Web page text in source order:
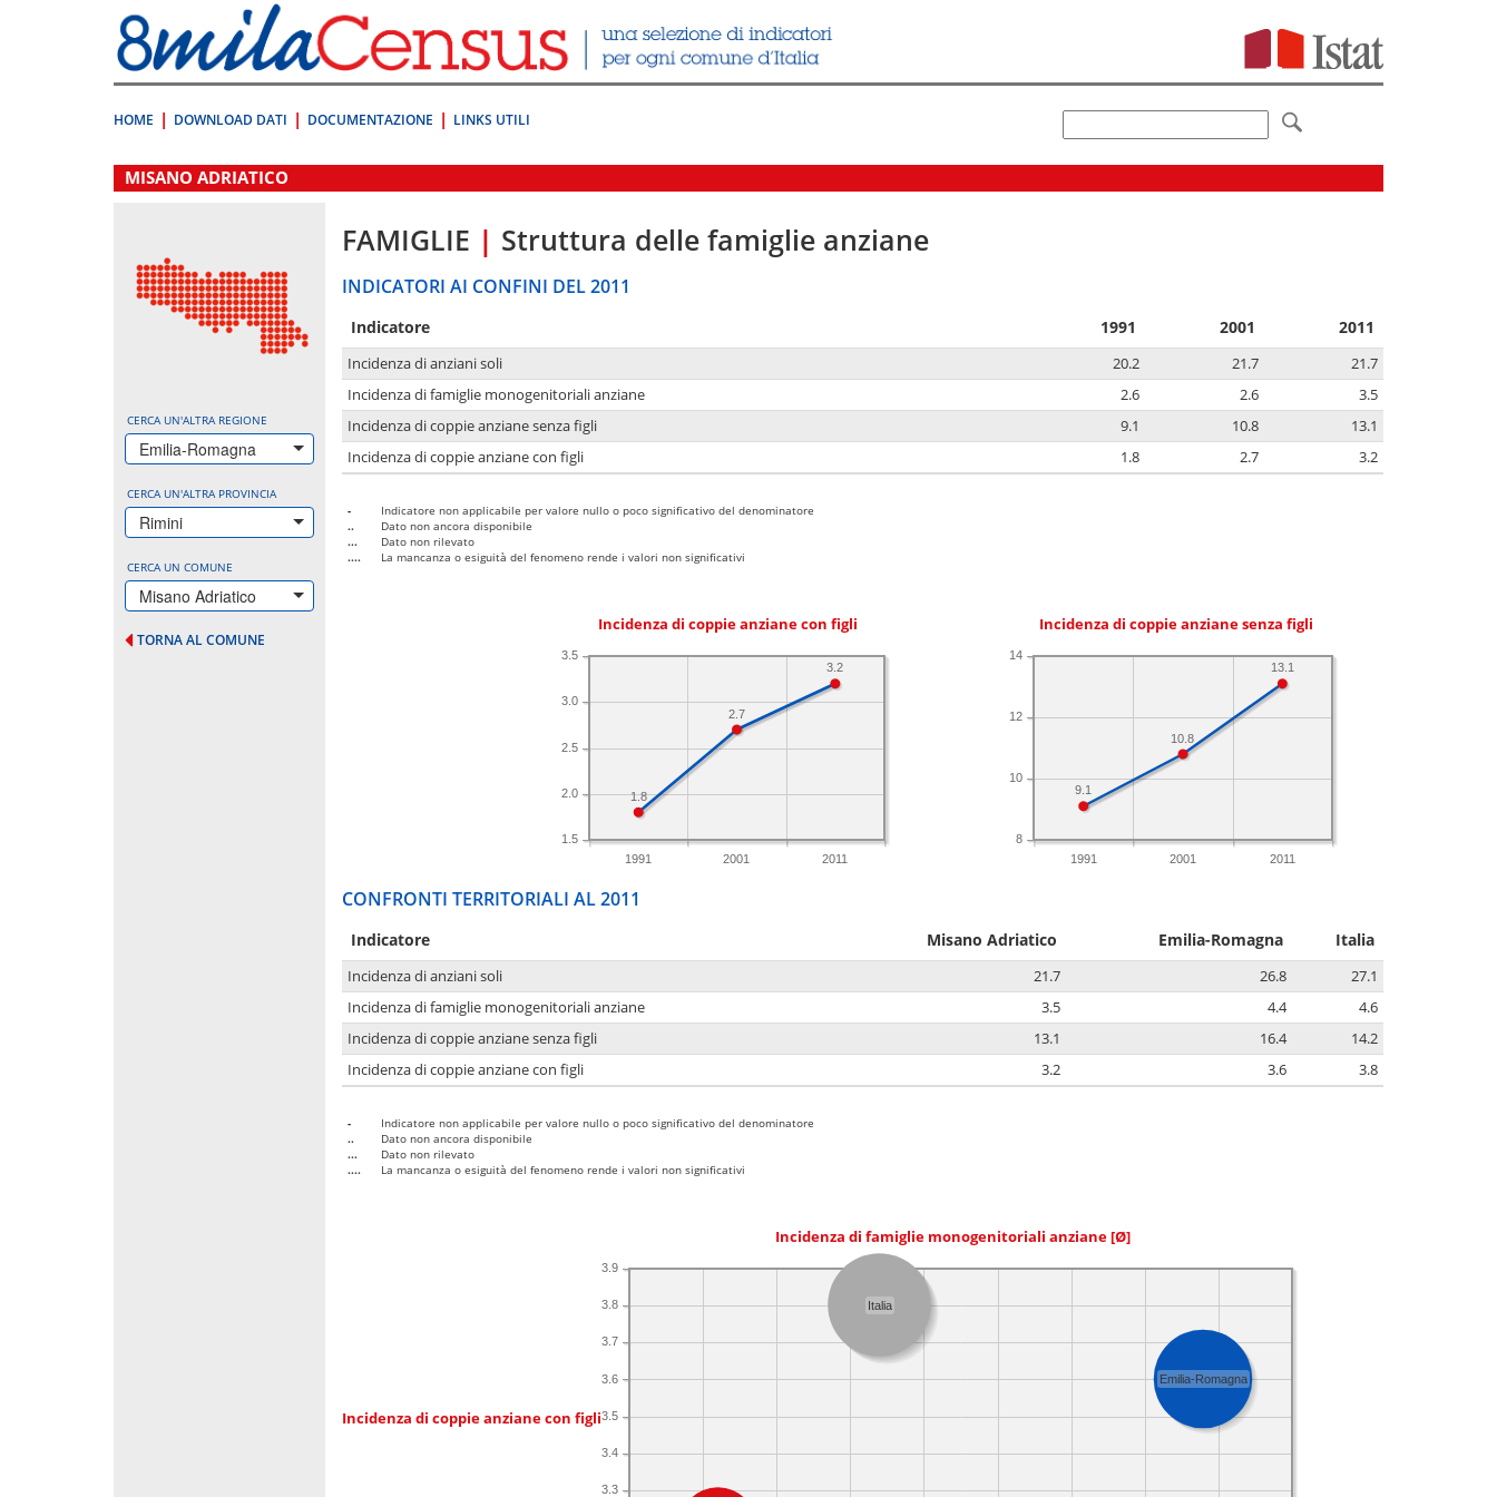
direttamente
a:
Contenuto
HOME DOWNLOAD DATI DOCUMENTAZIONE LINKS UTILI
.
MISANO ADRIATICO
CERCA UN'ALTRA REGIONE
Emilia-Romagna
CERCA UN'ALTRA PROVINCIA
Rimini
CERCA UN COMUNE
Misano Adriatico
TORNA AL COMUNE
FAMIGLIE | Struttura delle famiglie anziane
INDICATORI AI CONFINI DEL 2011
Indicatore 1991 2001 2011
Incidenza di anziani soli 20.2 21.7
21.7
Incidenza di famiglie monogenitoriali anziane
2.6 2.6
3.5
Incidenza di coppie anziane senza figli
9.1 10.8
13.1
Incidenza di coppie anziane con figli
1.8 2.7 3.2
-
Indicatore non applicabile per valore nullo o poco significativo del denominatore
..
Dato non ancora disponibile
...
Dato non rilevato
....
La mancanza o esiguità del fenomeno rende i valori non significativi
Incidenza di coppie anziane con figli
1991 2001 2011
1.5
2.0
2.5
3.0
3.5
3.2
2.7
1.8
Incidenza di coppie anziane senza figli
1991 2001 2011
8
10
12
14
13.1
10.8
9.1
CONFRONTI TERRITORIALI AL 2011
Indicatore Misano Adriatico Emilia-Romagna Italia
Incidenza di anziani soli 21.7 26.8
27.1
Incidenza di famiglie monogenitoriali anziane
3.5 4.4
4.6
Incidenza di coppie anziane senza figli
13.1 16.4
14.2
Incidenza di coppie anziane con figli
3.2 3.6 3.8
-
Indicatore non applicabile per valore nullo o poco significativo del denominatore
..
Dato non ancora disponibile
...
Dato non rilevato
....
La mancanza o esiguità del fenomeno rende i valori non significativi
Incidenza di famiglie monogenitoriali anziane [Ø]
Incidenza di coppie anziane con figli
3.3
3.4
3.5
3.6
3.7
3.8
3.9
Italia
Emilia-Romagna